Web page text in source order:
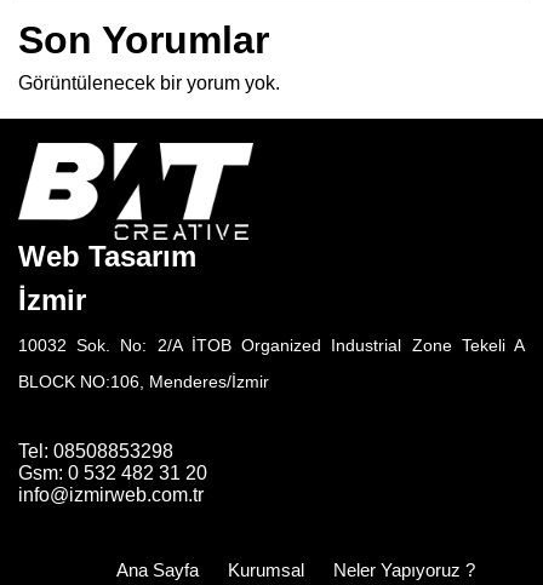
Son Yorumlar
Görüntülenecek bir yorum yok.
Web Tasarım
İzmir
10032 Sok. No: 2/A İTOB Organized Industrial Zone Tekeli A
BLOCK NO:106, Menderes/İzmir
Tel: 08508853298
Gsm: 0 532 482 31 20
info@izmirweb.com.tr
Ana Sayfa Kurumsal Neler Yapıyoruz ?